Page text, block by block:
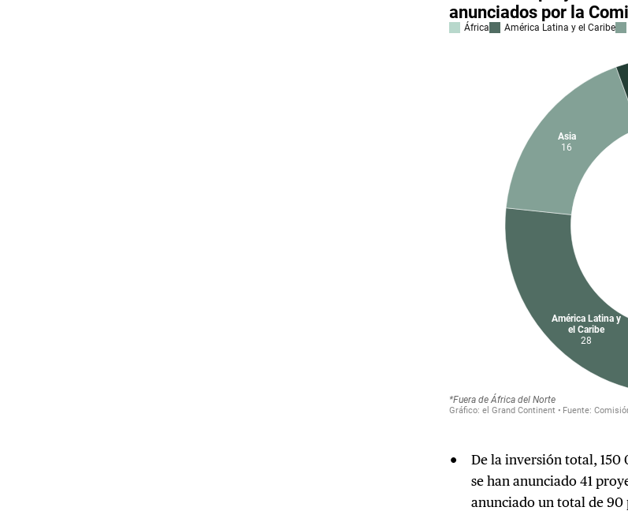
De la inversión total, 150
se han anunciado 41
anunciado un total de